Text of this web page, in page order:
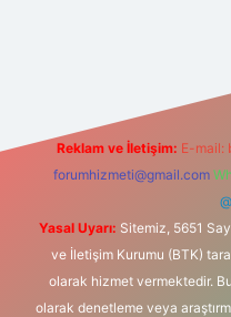
Reklam ve İletişim: E-mail:
forumhizmeti@gmail.com
Yasal Uyarı: Sitemiz, 5651
ve İletişim Kurumu (BTK)
olarak hizmet vermektedir.
olarak denetleme veya